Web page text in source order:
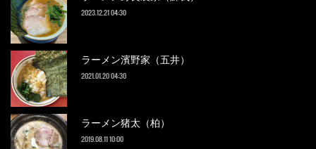
2023.12.21 04:30
ラーメン濱野家（五井）
2021.01.20 04:30
ラーメン猪太（柏）
2019.08.11 10:00